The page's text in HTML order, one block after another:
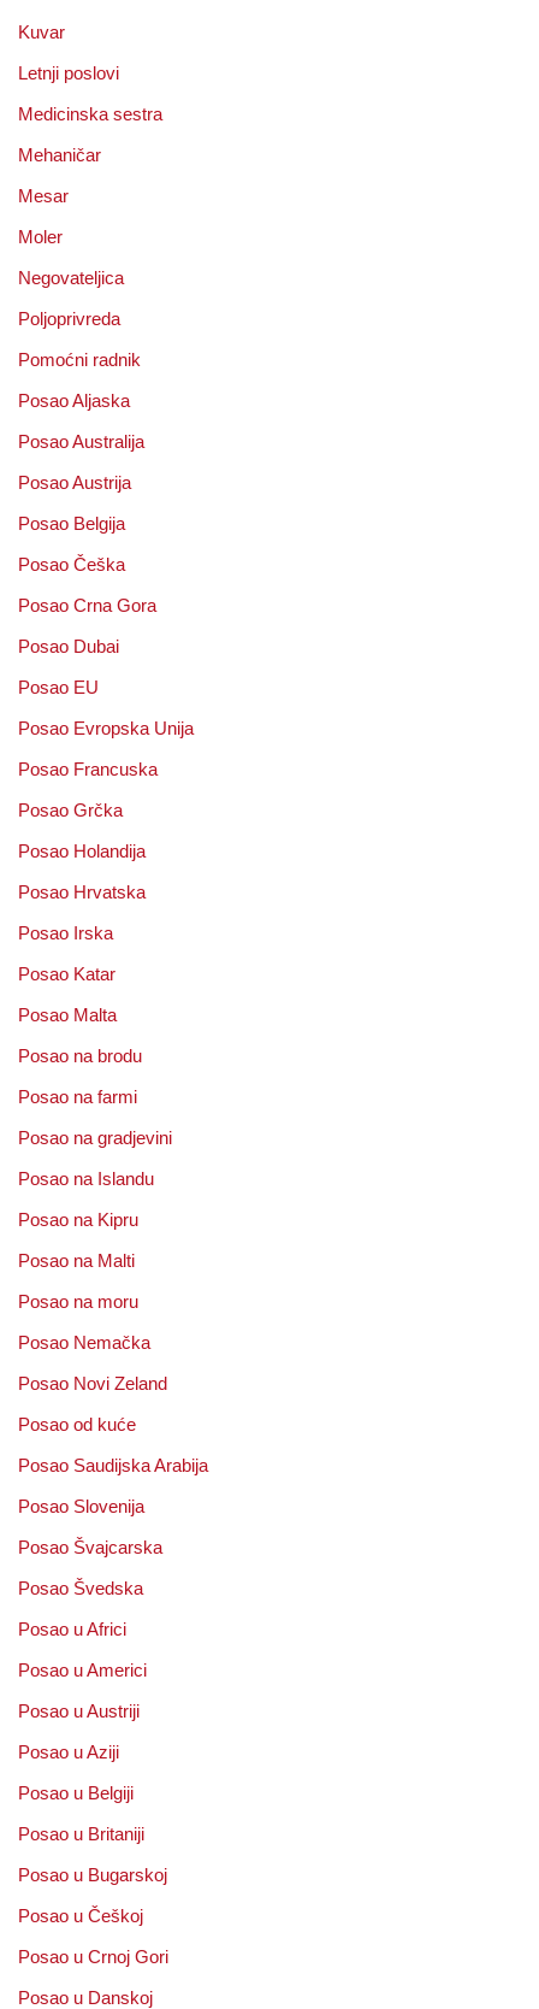
Kuvar
Letnji poslovi
Medicinska sestra
Mehaničar
Mesar
Moler
Negovateljica
Poljoprivreda
Pomoćni radnik
Posao Aljaska
Posao Australija
Posao Austrija
Posao Belgija
Posao Češka
Posao Crna Gora
Posao Dubai
Posao EU
Posao Evropska Unija
Posao Francuska
Posao Grčka
Posao Holandija
Posao Hrvatska
Posao Irska
Posao Katar
Posao Malta
Posao na brodu
Posao na farmi
Posao na gradjevini
Posao na Islandu
Posao na Kipru
Posao na Malti
Posao na moru
Posao Nemačka
Posao Novi Zeland
Posao od kuće
Posao Saudijska Arabija
Posao Slovenija
Posao Švajcarska
Posao Švedska
Posao u Africi
Posao u Americi
Posao u Austriji
Posao u Aziji
Posao u Belgiji
Posao u Britaniji
Posao u Bugarskoj
Posao u Češkoj
Posao u Crnoj Gori
Posao u Danskoj